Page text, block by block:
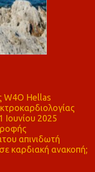
W4O Hellas
2025
απινιδωτή
καρδιακή ανακοπή;